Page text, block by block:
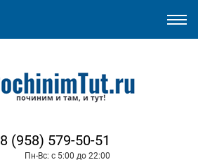
8 (958) 579-50-51
Пн-Вс: с 5:00 до 22:00